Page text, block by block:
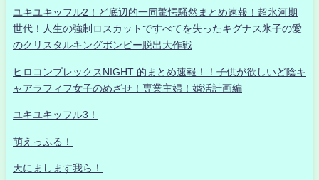
ユキユキッフル2！ど底辺的一同驚愕騒然まとめ速報！超氷河期
世代！人生の強制ロスカットですべてを失ったキグナス氷子の愛
のクリスタルキングボンビー脱出大作戦
ヒロコンプレックスNIGHT 的まとめ速報！！子供が欲しいど陰キ
ャアラフィフ女子のめざせ！専業主婦！婚活計画編
ユキユキッフル3！
萌えっふる！
天にまします我ら！